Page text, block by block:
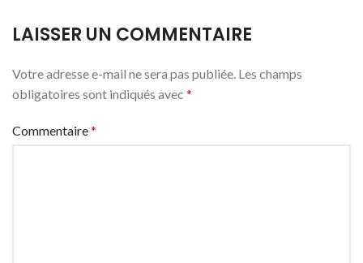
LAISSER UN COMMENTAIRE
Votre adresse e-mail ne sera pas publiée. Les champs
obligatoires sont indiqués avec *
Commentaire*